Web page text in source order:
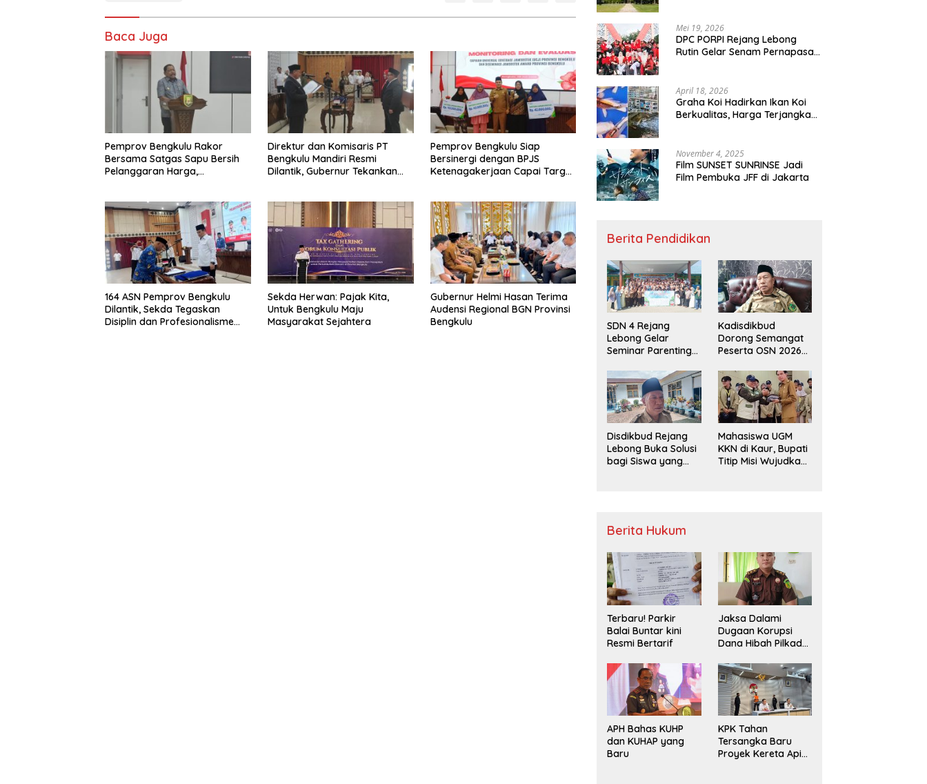
Baca Juga
Pemprov Bengkulu Rakor
Bersama Satgas Sapu Bersih
Pelanggaran Harga,
Sorotan
Direktur dan Komisaris PT
Bengkulu Mandiri Resmi
Dilantik, Gubernur Tekankan
Pemprov Bengkulu Siap
Bersinergi dengan BPJS
Ketenagakerjaan Capai Target
164 ASN Pemprov Bengkulu
Dilantik, Sekda Tegaskan
Disiplin dan Profesionalisme
Sekda Herwan: Pajak Kita,
Untuk Bengkulu Maju
Masyarakat Sejahtera
Gubernur Helmi Hasan Terima
Audensi Regional BGN Provinsi
Bengkulu
Mei 19, 2026
DPC PORPI Rejang Lebong
Rutin Gelar Senam Pernapasan
April 18, 2026
Graha Koi Hadirkan Ikan Koi
Berkualitas, Harga Terjangkau
November 4, 2025
Film SUNSET SUNRINSE Jadi
Film Pembuka JFF di Jakarta
Berita Pendidikan
SDN 4 Rejang
Lebong Gelar
Seminar Parenting
Bullying,
Kadisdikbud: Patut
Jadi Contoh
Kadisdikbud
Dorong Semangat
Peserta OSN 2026
Disdikbud Rejang
Lebong Buka Solusi
bagi Siswa yang
Mahasiswa UGM
KKN di Kaur, Bupati
Titip Misi Wujudkan
Berita Hukum
Terbaru! Parkir
Balai Buntar kini
Resmi Bertarif
Jaksa Dalami
Dugaan Korupsi
Dana Hibah Pilkada
Kaur
APH Bahas KUHP
dan KUHAP yang
Baru
KPK Tahan
Tersangka Baru
Proyek Kereta Api